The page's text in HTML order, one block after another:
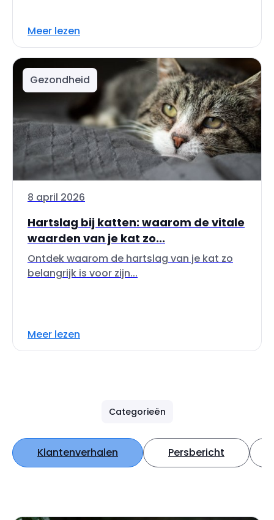
Meer lezen
Gezondheid
8 april 2026
Hartslag bij katten: waarom de vitale
waarden van je kat zo...
Ontdek waarom de hartslag van je kat zo
belangrijk is voor zijn...
Meer lezen
Categorieën
Klantenverhalen Persbericht